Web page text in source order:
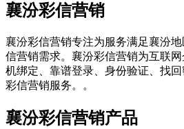
襄汾彩信营销
襄汾彩信营销专注为服务满足襄汾
信营销需求。襄汾彩信营销为互联
机绑定、靠谱登录、身份验证、找
彩信营销服务。。
襄汾彩信营销产品